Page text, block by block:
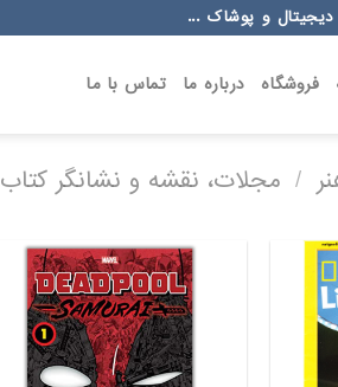
دیجیتال و پوشاک ...
فروشگاه درباره ما تماس با ما
/ مجلات، نقشه و نشانگر کتاب